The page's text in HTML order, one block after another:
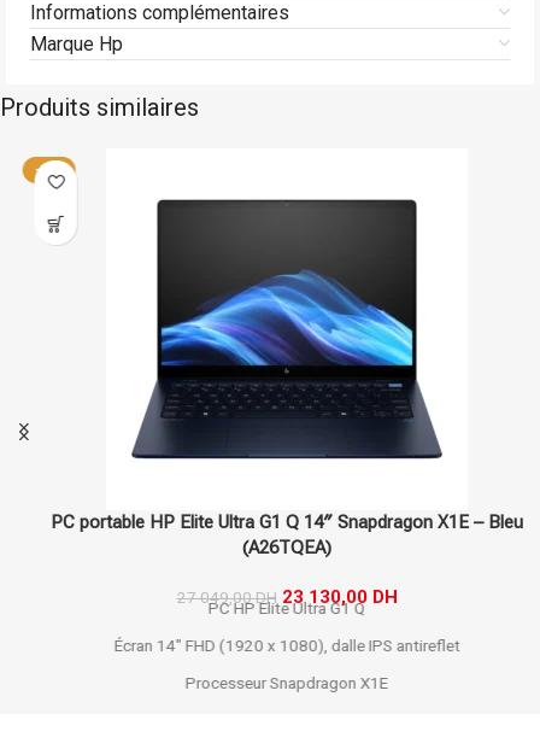
Informations complémentaires
Marque Hp
Produits similaires
-14%
PC portable HP Elite Ultra G1 Q 14″ Snapdragon X1E – Bleu
(A26TQEA)
Hp
27 049,00DH 23 130,00DH
PC HP Elite Ultra G1 Q
Écran 14" FHD (1920 x 1080), dalle IPS antireflet
Processeur Snapdragon X1E